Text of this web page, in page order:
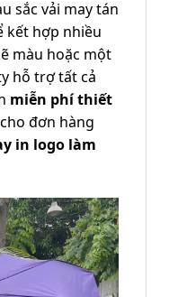
sắc vải may tán
kết hợp nhiều
màu hoặc một
hỗ trợ tất cả
miễn phí thiết
đơn hàng
in logo làm